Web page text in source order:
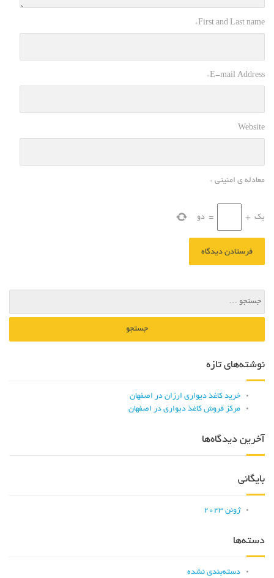
First and Last name
*
E-mail Address
*
Website
معادله ی امنیتی *
یک +
= دو
نوشته‌های تازه
خرید کاغذ دیواری ارزان در اصفهان
مرکز فروش کاغذ دیواری در اصفهان
آخرین دیدگاه‌ها
بایگانی
ژوئن 2023
دسته‌ها
دسته‌بندی نشده